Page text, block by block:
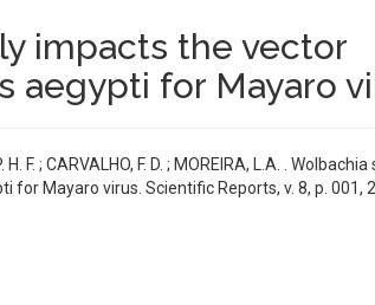
impacts the vector
aegypti for Mayaro
H. F. ; CARVALHO, F. D. ; MOREIRA, L.A. .
Mayaro virus. Scientific Reports, v. 8, p. 001,